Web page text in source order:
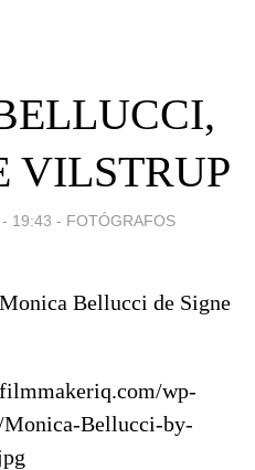
VILSTRUP
19:43 - FOTÓGRAFOS
Bellucci de Signe
wp-
Monica-Bellucci-by-